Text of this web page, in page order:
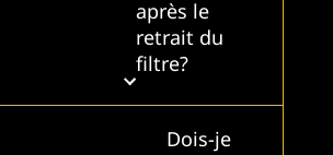
après le
retrait du
filtre?
Dois-je